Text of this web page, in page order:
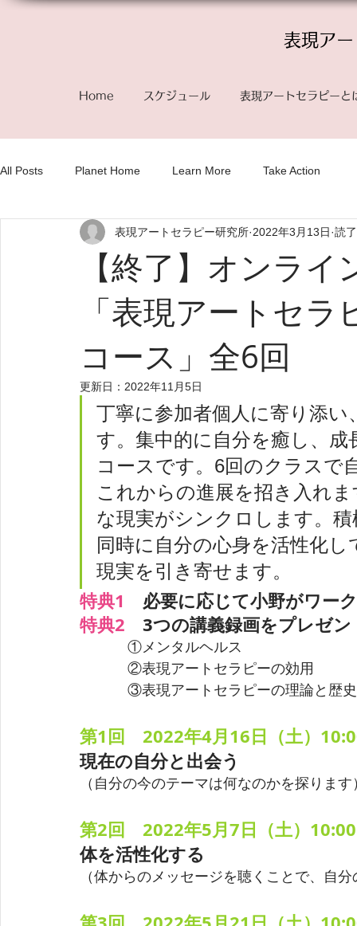
表現ア
Home スケジュール 表現アートセラピーと
All Posts Planet Home Learn More Take Action
【終了】オンラ
「表現アートセ
コース」全6回
表現アートセラピー研究所 2022年3月13日 読
更新日： 2022年11月5日
丁寧に参加者個人に寄り添
す。集中的に 自分を癒し、
コースです。6回のクラスで
これからの進展を招き入れ
な現実がシンクロします。
同時に自分の心身を活性化
現実を引き寄せます。
特典1 必要に応じて小野がワー
特典2 3つの講義録画をプレゼン
            ①メンタルヘルス
            ②表現アートセラピーの効用
            ③表現アートセラピーの理論と歴史
第1回　2022年4月16日（土）
現在の自分と出会う
（自分の今のテーマは何なのかを探ります
第2回　2022年5月7日（土）
体を活性化する
（体からのメッセージを聴くことで、自